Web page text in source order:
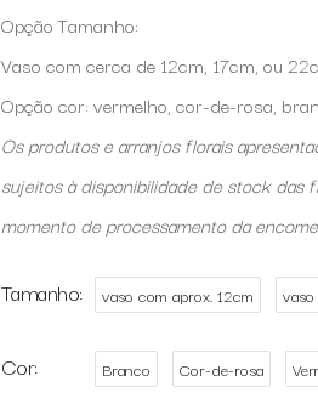
Opção Tamanho:
Vaso com cerca de 12cm, 17cm, ou
Opção cor: vermelho, cor-de-rosa,
Os produtos e arranjos florais
sujeitos à disponibilidade de stock das
momento de processamento da
Tamanho vaso com aprox. 12cm
Cor Branco Cor-de-rosa